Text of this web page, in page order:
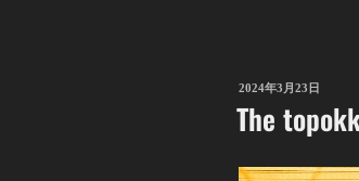
2024年3月23日
The